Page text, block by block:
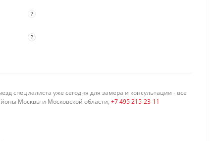
?
?
специалиста уже сегодня для замера и консультации - все
Москвы и Московской области, +7 495 215-23-11